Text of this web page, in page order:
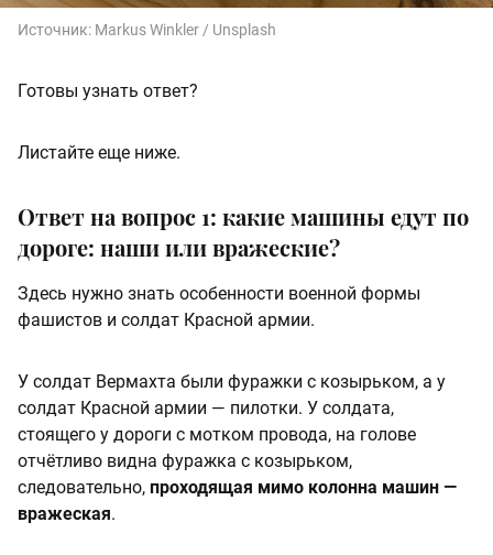
Источник: Markus Winkler / Unsplash
Готовы узнать ответ?
Листайте еще ниже.
Ответ на вопрос 1: какие машины едут по
дороге: наши или вражеские?
Здесь нужно знать особенности военной формы
фашистов и солдат Красной армии.
У солдат Вермахта были фуражки с козырьком, а у
солдат Красной армии — пилотки. У солдата,
стоящего у дороги с мотком провода, на голове
отчётливо видна фуражка с козырьком,
следовательно, проходящая мимо колонна машин —
вражеская.